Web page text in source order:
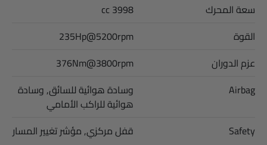
سعة المحرك
3998 cc
القوة
235Hp@5200rpm
عزم الدوران
376Nm@3800rpm
Airbag
وسادة هوائية للسائق, وسادة
هوائية للراكب الأمامي
Safety
قفل مركزي, مؤشر تغيير المسار